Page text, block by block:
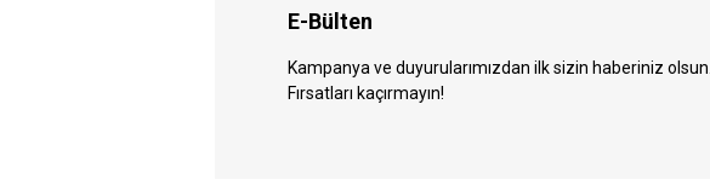
E-Bülten
Kampanya ve duyurularımızdan ilk sizin haberiniz olsun.
Fırsatları kaçırmayın!